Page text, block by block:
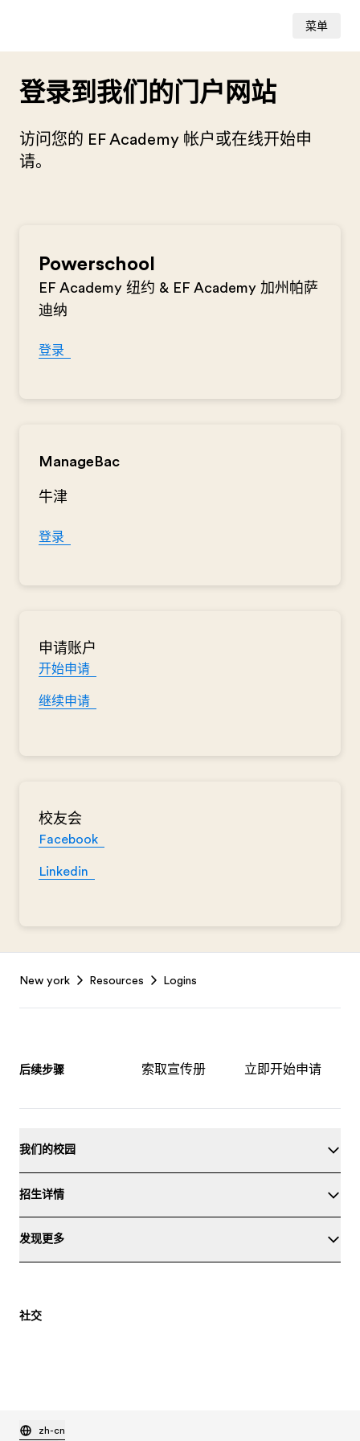
菜单
登录到我们的门户网站
访问您的 EF Academy 帐户或在线开始申
请。
Powerschool
EF Academy 纽约 & EF Academy 加州帕萨
迪纳
登录
ManageBac
牛津
登录
申请账户
开始申请
继续申请
校友会
Facebook
Linkedin
New york Resources Logins
后续步骤 索取宣传册 立即开始申请
我们的校园
招生详情
发现更多
社交
zh-cn